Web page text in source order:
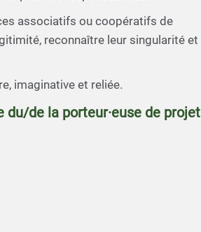
associatifs ou coopératifs de
reconnaître leur singularité et
imaginative et reliée.
de la porteur·euse de projet